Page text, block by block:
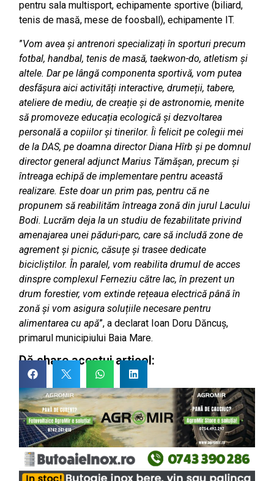
pentru sala multisport, echipamente sportive (biliard,
tenis de masă, mese de foosball), echipamente IT.
”Vom avea și antrenori specializați în sporturi precum
fotbal, handbal, tenis de masă, taekwon-do, atletism și
altele. Dar pe lângă componenta sportivă, vom putea
desfășura aici activități interactive, drumeții, tabere,
ateliere de mediu, de creație și de astronomie, menite
să promoveze educația ecologică și dezvoltarea
personală a copiilor și tinerilor. Îi felicit pe colegii mei
de la DAS, pe doamna director Diana Hîrb și pe domnul
director general adjunct Marius Tămășan, precum și
întreaga echipă de implementare pentru această
realizare. Este doar un prim pas, pentru că ne
propunem să reabilităm întreaga zonă din jurul Lacului
Bodi. Lucrăm deja la un studiu de fezabilitate privind
amenajarea unei păduri-parc, care să includă zone de
agrement și picnic, căsuțe și trasee dedicate
bicicliștilor. În paralel, vom reabilita drumul de acces
dinspre complexul Ferneziu către lac, în prezent un
drum forestier, vom extinde rețeaua electrică până în
zonă și vom asigura soluțiile necesare pentru
alimentarea cu apă”, a declarat Ioan Doru Dăncuș,
primarul municipiului Baia Mare.
Dă share acestui articol: